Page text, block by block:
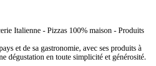
Italienne - Pizzas 100% maison - Produits
et de sa gastronomie, avec ses produits à
dégustation en toute simplicité et générosité.